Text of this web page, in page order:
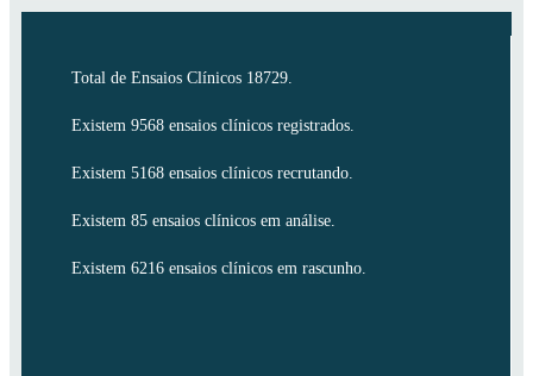
Total de Ensaios Clínicos 18729.
Existem 9568 ensaios clínicos registrados.
Existem 5168 ensaios clínicos recrutando.
Existem 85 ensaios clínicos em análise.
Existem 6216 ensaios clínicos em rascunho.